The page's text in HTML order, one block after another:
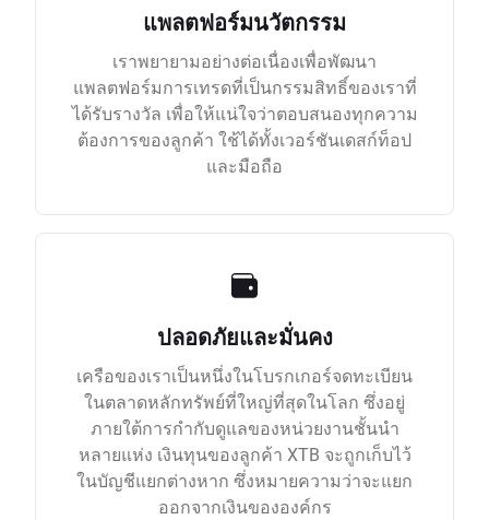
แพลตฟอร์มนวัตกรรม
เราพยายามอย่างต่อเนื่องเพื่อพัฒนา
แพลตฟอร์มการเทรดที่เป็นกรรมสิทธิ์ของเราที่
ได้รับรางวัล เพื่อให้แน่ใจว่าตอบสนองทุกความ
ต้องการของลูกค้า ใช้ได้ทั้งเวอร์ชันเดสก์ท็อป
และมือถือ
ปลอดภัยและมั่นคง
เครือของเราเป็นหนึ่งในโบรกเกอร์จดทะเบียน
ในตลาดหลักทรัพย์ที่ใหญ่ที่สุดในโลก ซึ่งอยู่
ภายใต้การกำกับดูแลของหน่วยงานชั้นนำ
หลายแห่ง เงินทุนของลูกค้า XTB จะถูกเก็บไว้
ในบัญชีแยกต่างหาก ซึ่งหมายความว่าจะแยก
ออกจากเงินขององค์กร